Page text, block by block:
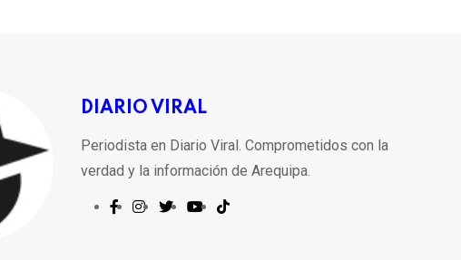
DIARIO VIRAL
Periodista en Diario Viral. Comprometidos con la
verdad y la información de Arequipa.